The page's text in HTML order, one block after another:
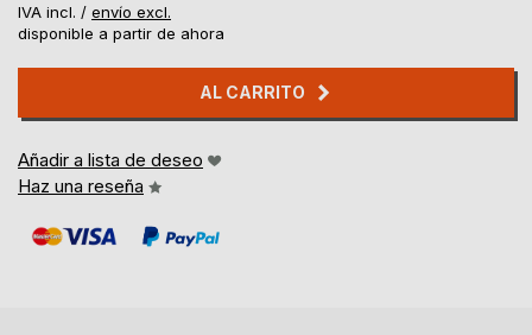
IVA incl. / envío excl.
disponible a partir de ahora
AL CARRITO
Añadir a lista de deseo
Haz una reseña